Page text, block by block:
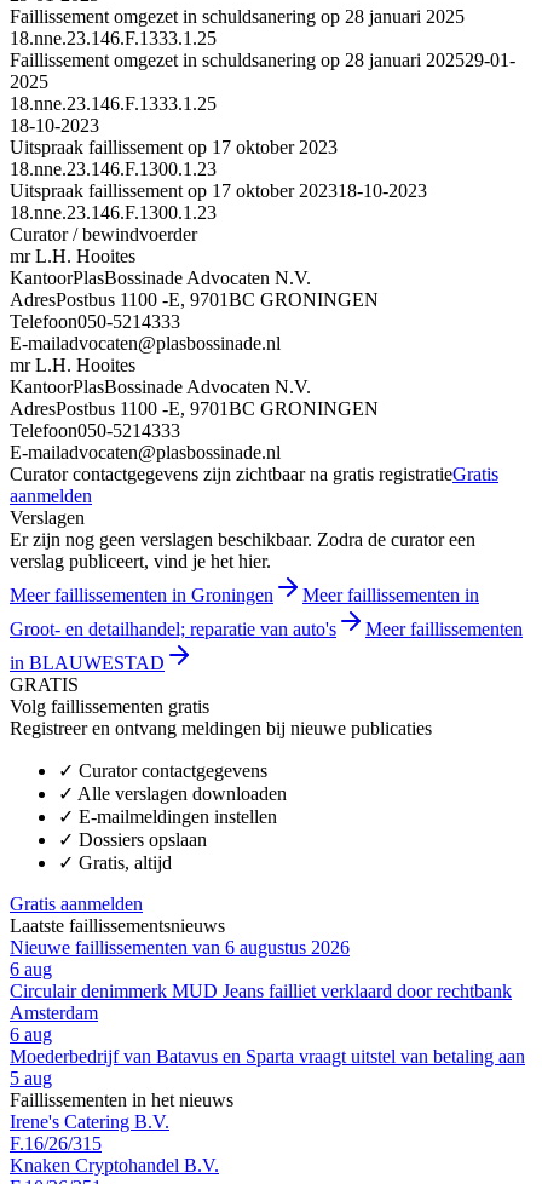
Faillissement omgezet in schuldsanering op 28 januari 2025
18.nne.23.146.F.1333.1.25
Faillissement omgezet in schuldsanering op 28 januari 202529-01-
2025
18.nne.23.146.F.1333.1.25
18-10-2023
Uitspraak faillissement op 17 oktober 2023
18.nne.23.146.F.1300.1.23
Uitspraak faillissement op 17 oktober 202318-10-2023
18.nne.23.146.F.1300.1.23
Curator / bewindvoerder
mr L.H. Hooites
KantoorPlasBossinade Advocaten N.V.
AdresPostbus 1100 -E, 9701BC GRONINGEN
Telefoon050-5214333
E-mailadvocaten@plasbossinade.nl
mr L.H. Hooites
KantoorPlasBossinade Advocaten N.V.
AdresPostbus 1100 -E, 9701BC GRONINGEN
Telefoon050-5214333
E-mailadvocaten@plasbossinade.nl
Curator contactgegevens zijn zichtbaar na gratis registratieGratis
aanmelden
Verslagen
Er zijn nog geen verslagen beschikbaar. Zodra de curator een
verslag publiceert, vind je het hier.
Meer faillissementen in Groningen
Meer faillissementen in
Groot- en detailhandel; reparatie van auto's
Meer faillissementen
in BLAUWESTAD
GRATIS
Volg faillissementen gratis
Registreer en ontvang meldingen bij nieuwe publicaties
✓ Curator contactgegevens
✓ Alle verslagen downloaden
✓ E-mailmeldingen instellen
✓ Dossiers opslaan
✓ Gratis, altijd
Gratis aanmelden
Laatste faillissementsnieuws
Nieuwe faillissementen van 6 augustus 2026
6 aug
Circulair denimmerk MUD Jeans failliet verklaard door rechtbank
Amsterdam
6 aug
Moederbedrijf van Batavus en Sparta vraagt uitstel van betaling aan
5 aug
Faillissementen in het nieuws
Irene's Catering B.V.
F.16/26/315
Knaken Cryptohandel B.V.